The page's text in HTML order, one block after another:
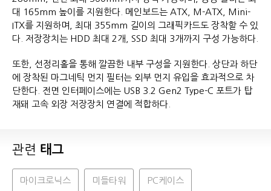
대 165mm 높이를 지원한다. 메인보드는 ATX, M-ATX, Mini-
ITX를 지원하며, 최대 355mm 길이의 그래픽카드도 장착할 수 있
다. 저장장치는 HDD 최대 2개, SSD 최대 3개까지 구성 가능하다.
또한, 선정리홀을 통해 깔끔한 내부 구성을 지원한다. 상단과 하단
에 장착된 마그네틱 먼지 필터는 외부 먼지 유입을 효과적으로 차
단한다. 전면 인터페이스에는 USB 3.2 Gen2 Type-C 포트가 탑
재돼 고속 외장 저장장치 연결에 적합하다.
관련 태그
마이크로닉스 미들타워 PC케이스